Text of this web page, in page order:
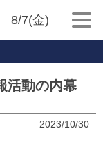
8/7(金)
活動の内幕
2023/10/30